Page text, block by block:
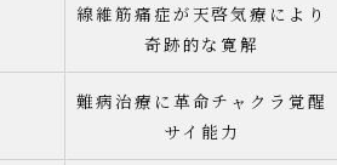
線維筋痛症が天啓気療により
奇跡的な寛解
難病治療に革命チャクラ覚醒
サイ能力